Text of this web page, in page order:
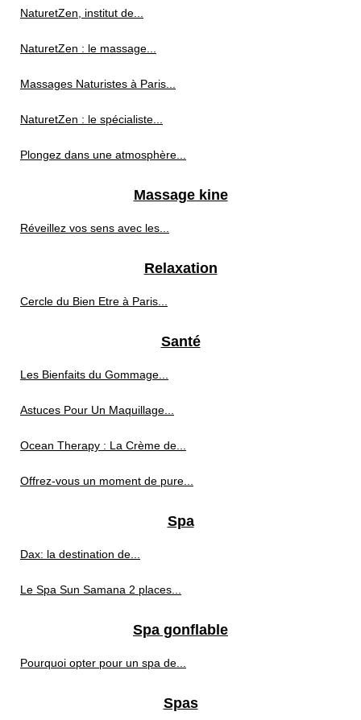
NaturetZen, institut de...
NaturetZen : le massage...
Massages Naturistes à Paris...
NaturetZen : le spécialiste...
Plongez dans une atmosphère...
Massage kine
Réveillez vos sens avec les...
Relaxation
Cercle du Bien Etre à Paris...
Santé
Les Bienfaits du Gommage...
Astuces Pour Un Maquillage...
Ocean Therapy : La Crème de...
Offrez-vous un moment de pure...
Spa
Dax: la destination de...
Le Spa Sun Samana 2 places...
Spa gonflable
Pourquoi opter pour un spa de...
Spas